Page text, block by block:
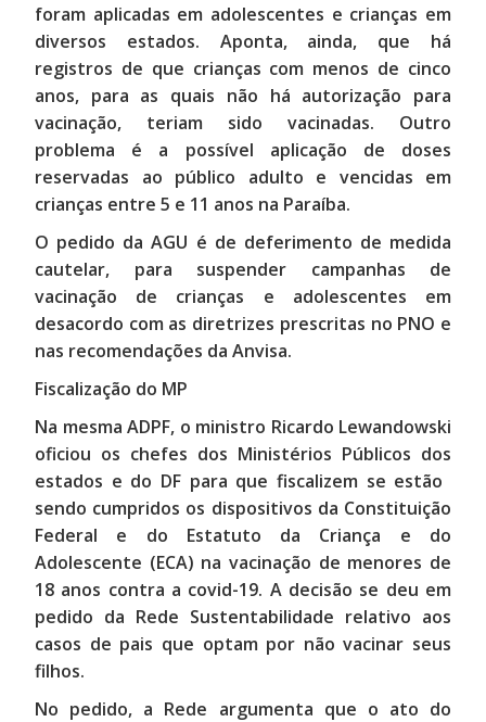
foram aplicadas em adolescentes e crianças em
diversos estados. Aponta, ainda, que há
registros de que crianças com menos de cinco
anos, para as quais não há autorização para
vacinação, teriam sido ​vacinadas. Outro
problema é a possível aplicação de doses
reservadas ao público adulto e vencidas em
crianças entre 5 e 11 anos na Paraíba.
O pedido da AGU é de deferimento de medida
cautelar, para suspender campanhas de
vacinação de crianças e adolescentes em
desacordo com as diretrizes prescritas no PNO e
nas recomendações da Anvisa.
Fiscalização do MP
Na mesma ADPF, o ministro Ricardo Lewandowski
oficiou os chefes dos Ministérios Públicos dos
estados e do DF para que fiscalizem se estão ​
sendo cumprido​s os dispositivos da Constituição
Federal e do Estatuto da Criança e do
Adolescente (ECA) na vacinação de menores de
18 anos contra a covid-19. A decisão se deu em
pedido da Rede Sustentabilidade relativo aos
casos de pais que optam por não vacinar seus
filhos.
No pedido, a Rede argumenta que o ato do